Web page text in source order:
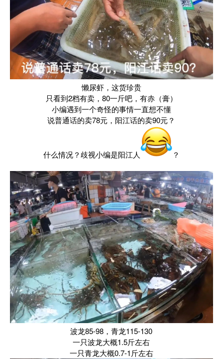
懒尿虾，这货珍贵
只看到2档有卖，80一斤吧，有赤（膏）
小编遇到一个奇怪的事情一直想不懂
说普通话的卖78元，阳江话的卖90元？
什么情况？歧视小编是阳江人 ？
波龙85-98，青龙115-130
一只波龙大概1.5斤左右
一只青龙大概0.7-1斤左右